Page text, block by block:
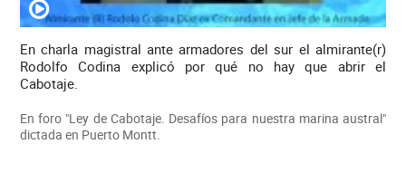
En charla magistral ante armadores del sur el almirante(r)
Rodolfo Codina explicó por qué no hay que abrir el
Cabotaje.
En foro "Ley de Cabotaje. Desafíos para nuestra marina austral"
dictada en Puerto Montt.